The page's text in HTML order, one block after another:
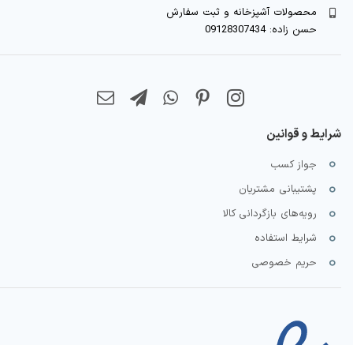
محصولات آشپزخانه و ثبت سفارش
حسن زاده: 09128307434
شرایط و قوانین
جواز کسب
پشتیبانی مشتریان
رویه‌های بازگردانی کالا
شرایط استفاده
حریم خصوصی